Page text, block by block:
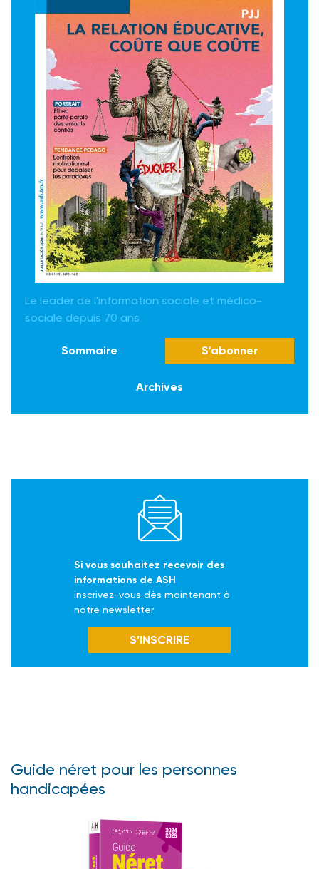
Le leader de l'information sociale et médico-
sociale depuis 70 ans
Sommaire S'abonner
Archives
Si vous souhaitez recevoir des
informations de ASH
inscrivez-vous dès maintenant à
notre newsletter
S’INSCRIRE
Guide néret pour les personnes
handicapées